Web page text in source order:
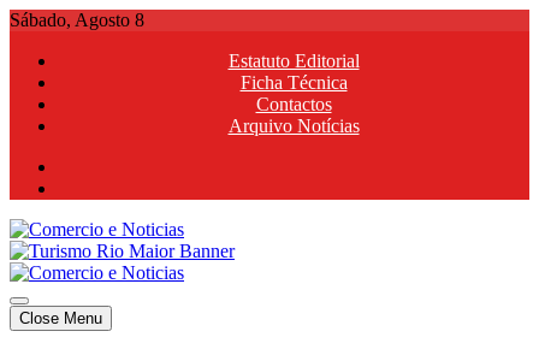
Skip
content
Sábado, Agosto 8
Estatuto Editorial
Ficha Técnica
Contactos
Arquivo Notícias
Comercio e Noticias
Notícias e Publicidade Online
Comercio e Noticias
Notícias e Publicidade Online
Close Menu